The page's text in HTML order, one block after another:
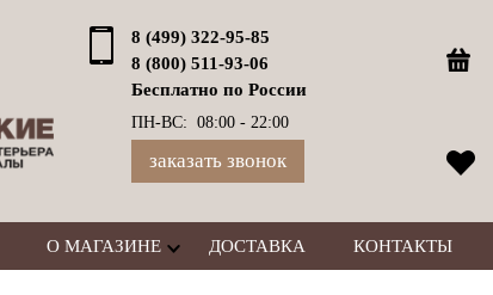
8 (499) 322-95-85
8 (800) 511-93-06
Бесплатно по России
ПН-ВС: 08:00 - 22:00
заказать звонок
О МАГАЗИНЕ ДОСТАВКА КОНТАКТЫ